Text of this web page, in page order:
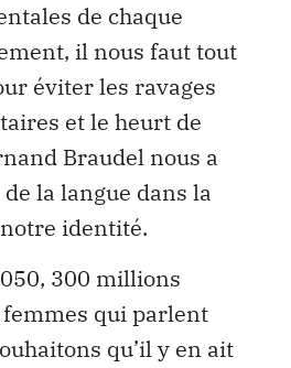
de chaque
il nous faut tout
éviter les ravages
et le heurt de
Braudel nous a
la langue dans la
identité.
300 millions
femmes qui parlent
qu’il y en ait